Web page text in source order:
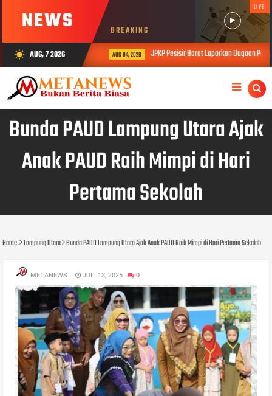
NEWS BREAKING
LIVE
wb_sunny AUG, 7 2026 AUG 04, 2026 JPKP Pesisir Barat Laporkan Dugaan
Bunda PAUD Lampung Utara Ajak
Anak PAUD Raih Mimpi di Hari
Pertama Sekolah
Home Lampung Utara Bunda PAUD Lampung Utara Ajak Anak PAUD Raih Mimpi di Hari Pertama Sekolah
METANEWS JULI 13, 2025 0